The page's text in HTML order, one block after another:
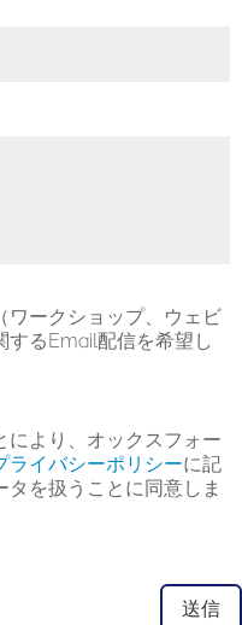
ワークショップ、ウェビ
するEmail配信を希望し
により、オックスフォー
ライバシーポリシーに記
を扱うことに同意しま